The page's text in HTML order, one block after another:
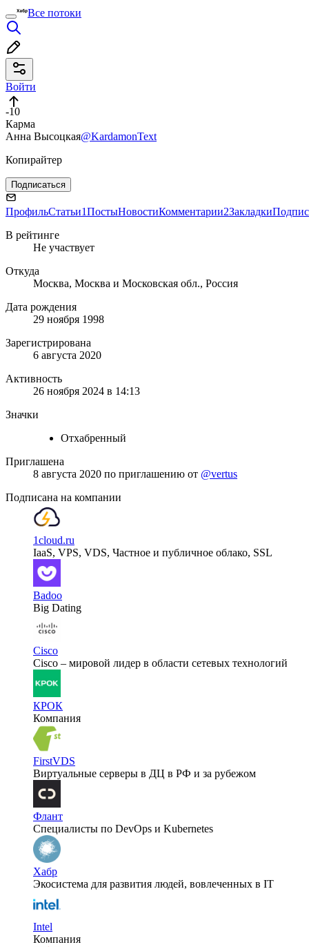
Все потоки
Войти
-10
Карма
Анна Высоцкая@KardamonText
Копирайтер
Подписаться
ПрофильСтатьи1ПостыНовостиКомментарии2Закладки
В рейтинге
Не участвует
Откуда
Москва, Москва и Московская обл., Россия
Дата рождения
29 ноября 1998
Зарегистрирована
6 августа 2020
Активность
26 ноября 2024 в 14:13
Значки
Отхабренный
Приглашена
8 августа 2020 по приглашению от @vertus
Подписана на компании
1cloud.ru
IaaS, VPS, VDS, Частное и публичное облако, SSL
Badoo
Big Dating
Cisco
Cisco – мировой лидер в области сетевых технологий
КРОК
Компания
FirstVDS
Виртуальные серверы в ДЦ в РФ и за рубежом
Флант
Специалисты по DevOps и Kubernetes
Хабр
Экосистема для развития людей, вовлеченных в IT
Intel
Компания